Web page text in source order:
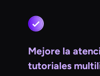
Mejore la
tutoriales